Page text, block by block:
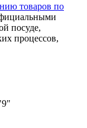
товаров по
посуде,
процессов,